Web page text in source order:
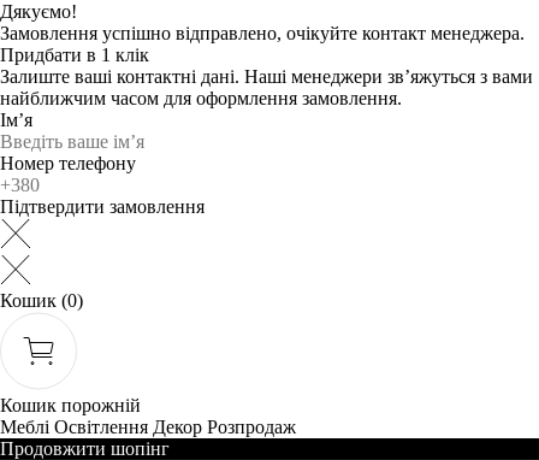
Дякуємо!
Замовлення успішно відправлено, очікуйте контакт менеджера.
Придбати в 1 клік
Залиште ваші контактні дані. Наші менеджери зв’яжуться з вами
найближчим часом для оформлення замовлення.
Ім’я
Номер телефону
Підтвердити замовлення
Кошик (0)
Кошик порожній
Меблі Освітлення Декор Розпродаж
Продовжити шопінг